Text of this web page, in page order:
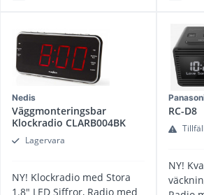
Nedis
Väggmonteringsbar
Klockradio CLARB004BK
Lagervara
NY! Klockradio med Stora
1.8" LED Siffror, Radio med
RC-D8
NY!